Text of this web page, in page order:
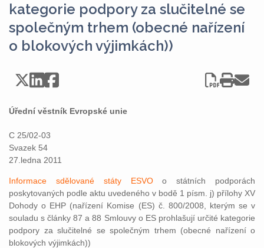
kategorie podpory za slučitelné se
společným trhem (obecné nařízení
o blokových výjimkách))
Úřední věstník Evropské unie
C 25/02-03
Svazek 54
27.ledna 2011
Informace sdělované státy ESVOo státních podporách
poskytovaných podle aktu uvedeného v bodě 1 písm. j) přílohy XV
Dohody o EHP (nařízení Komise (ES) č. 800/2008, kterým se v
souladu s články 87 a 88 Smlouvy o ES prohlašují určité kategorie
podpory za slučitelné se společným trhem (obecné nařízení o
blokových výjimkách))